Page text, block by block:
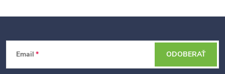
Email ODOBERAŤ